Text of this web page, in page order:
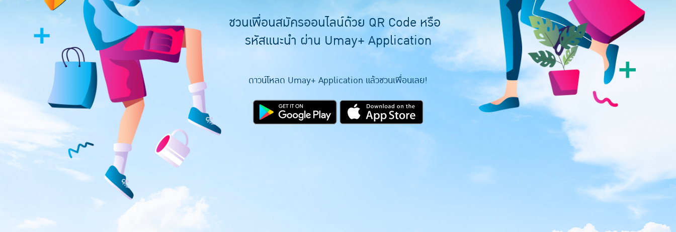
ชวนเพื่อนสมัครออนไลน์ด้วย QR Code หรือ
รหัสแนะนำ ผ่าน Umay+ Application
ดาวน์โหลด Umay+ Application แล้วชวนเพื่อนเลย!